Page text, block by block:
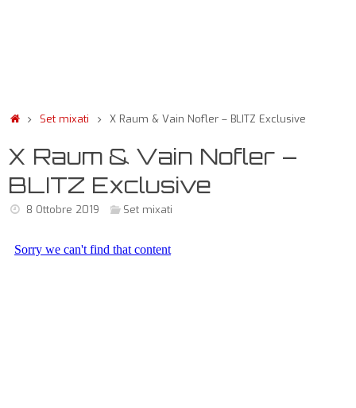
Set mixati X Raum & Vain Nofler – BLITZ Exclusive
X Raum & Vain Nofler –
BLITZ Exclusive
8 Ottobre 2019 Set mixati